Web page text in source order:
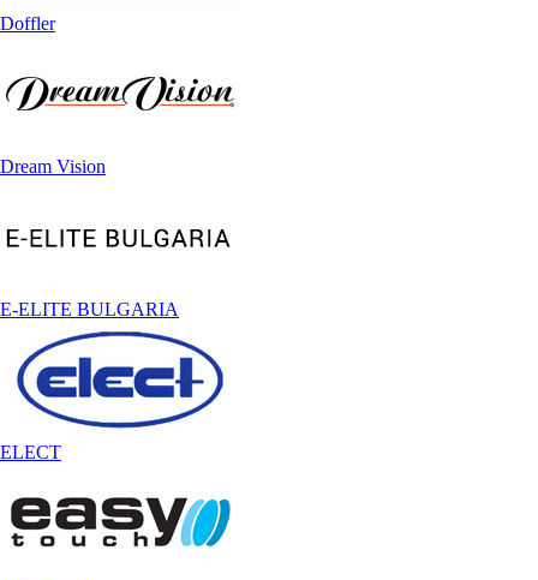
Doffler
Dream Vision
E-ELITE BULGARIA
ELECT